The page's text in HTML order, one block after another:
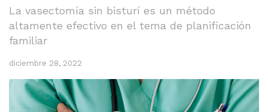
La vasectomía sin bisturí es un método
altamente efectivo en el tema de planificación
familiar
diciembre 28, 2022